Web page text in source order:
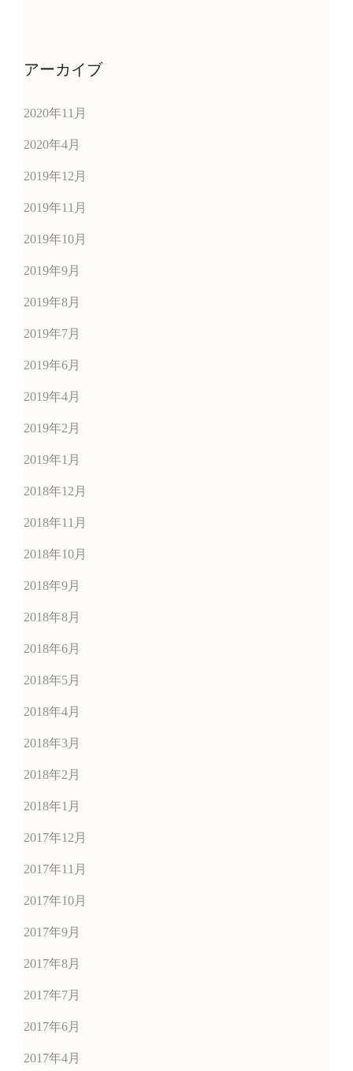
アーカイブ
2020年11月
2020年4月
2019年12月
2019年11月
2019年10月
2019年9月
2019年8月
2019年7月
2019年6月
2019年4月
2019年2月
2019年1月
2018年12月
2018年11月
2018年10月
2018年9月
2018年8月
2018年6月
2018年5月
2018年4月
2018年3月
2018年2月
2018年1月
2017年12月
2017年11月
2017年10月
2017年9月
2017年8月
2017年7月
2017年6月
2017年4月